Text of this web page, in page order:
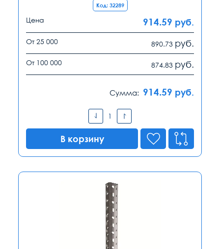
Код: 32289
Цена 914.59 руб.
От 25 000 890.73 руб.
От 100 000 874.83 руб.
Сумма: 914.59 руб.
В корзину